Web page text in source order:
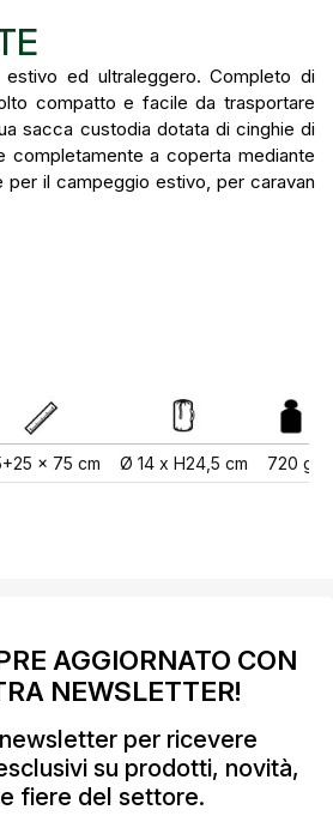
ed ultraleggero. Completo di
compatto e facile da trasportare
sacca custodia dotata di cinghie di
completamente a coperta mediante
per il campeggio estivo, per caravan
x 75 cm Ø 14 x H24,5 cm 720 g
AGGIORNATO CON
NEWSLETTER!
per ricevere
su prodotti, novità,
fiere del settore.